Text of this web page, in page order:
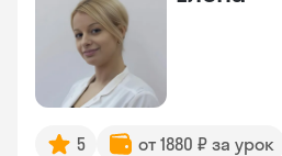
5 от 1880 ₽ за урок